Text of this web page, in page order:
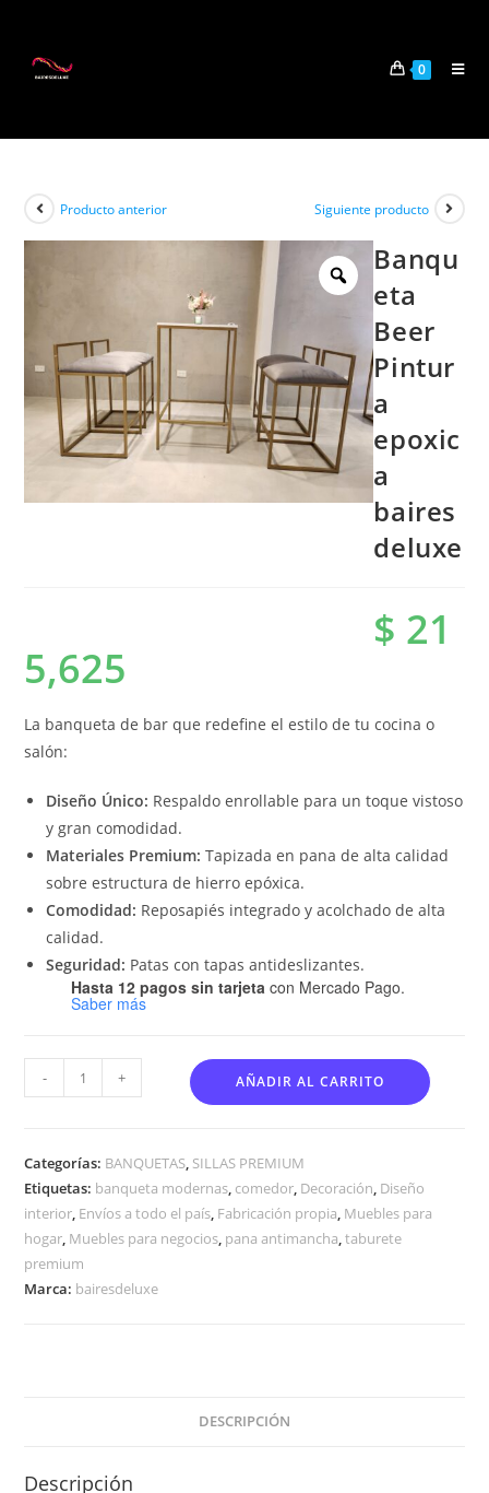
0
Producto anterior Siguiente producto
Banqu
eta
Beer
Pintur
a
epoxic
a
baires
deluxe
$ 21
5,625
La banqueta de bar que redefine el estilo de tu cocina o
salón:
Diseño Único: Respaldo enrollable para un toque vistoso
y gran comodidad.
Materiales Premium: Tapizada en pana de alta calidad
sobre estructura de hierro epóxica.
Comodidad: Reposapiés integrado y acolchado de alta
calidad.
Seguridad: Patas con tapas antideslizantes.
Hasta 12 pagos sin tarjetacon Mercado Pago.
Saber más
- + AÑADIR AL CARRITO
Categorías: BANQUETAS, SILLAS PREMIUM
Etiquetas: banqueta modernas, comedor, Decoración, Diseño
interior, Envíos a todo el país, Fabricación propia, Muebles para
hogar, Muebles para negocios, pana antimancha,taburete
premium
Marca: bairesdeluxe
DESCRIPCIÓN
Descripción